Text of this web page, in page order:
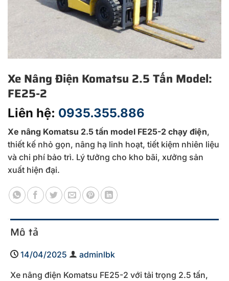
Xe Nâng Điện Komatsu 2.5 Tấn Model:
FE25-2
Liên hệ: 0935.355.886
Xe nâng Komatsu 2.5 tấn model FE25-2 chạy điện,
thiết kế nhỏ gọn, nâng hạ linh hoạt, tiết kiệm nhiên liệu
và chi phí bảo trì. Lý tưởng cho kho bãi, xưởng sản
xuất hiện đại.
Mô tả
14/04/2025
adminlbk
Xe nâng điện Komatsu FE25-2 với tải trọng 2.5 tấn,